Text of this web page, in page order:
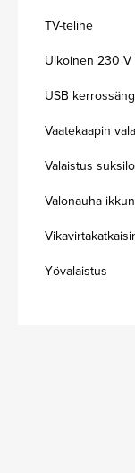
TV-teline
Ulkoinen 230 V
USB
Vaatekaapin
Valaistus
Valonauha
Yövalaistus